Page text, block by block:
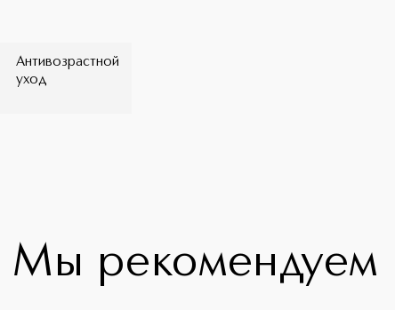
Антивозрастной
уход
Мы рекомендуем